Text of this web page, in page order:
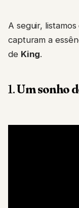
A seguir, listamos
capturam a
de King.
1.Um sonho